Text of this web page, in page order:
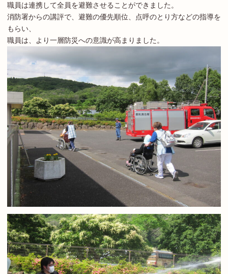
職員は連携して全員を避難させることができました。
消防署からの講評で、避難の優先順位、点呼のとり方などの指導を
もらい、
職員は、より一層防災への意識が高まりました。